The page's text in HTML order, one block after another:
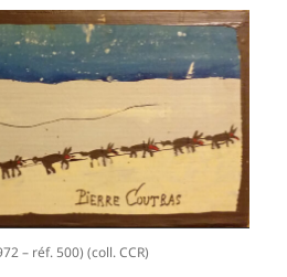
– réf. 500) (coll. CCR)